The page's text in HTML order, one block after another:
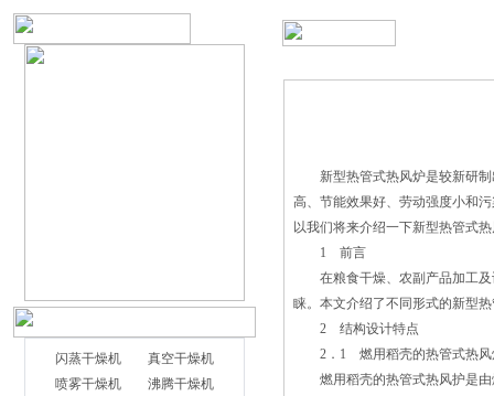
闪蒸干燥机
真空干燥机
喷雾干燥机
沸腾干燥机
新型热管式热风炉是较新研制
高、节能效果好、劳动强度小和
以我们将来介绍一下新型热管式
1 前言
在粮食干燥、农副产品加工及
睐。本文介绍了不同形式的新型
2 结构设计特点
2．1 燃用稻壳的热管式热风
燃用稻壳的热管式热风护是由